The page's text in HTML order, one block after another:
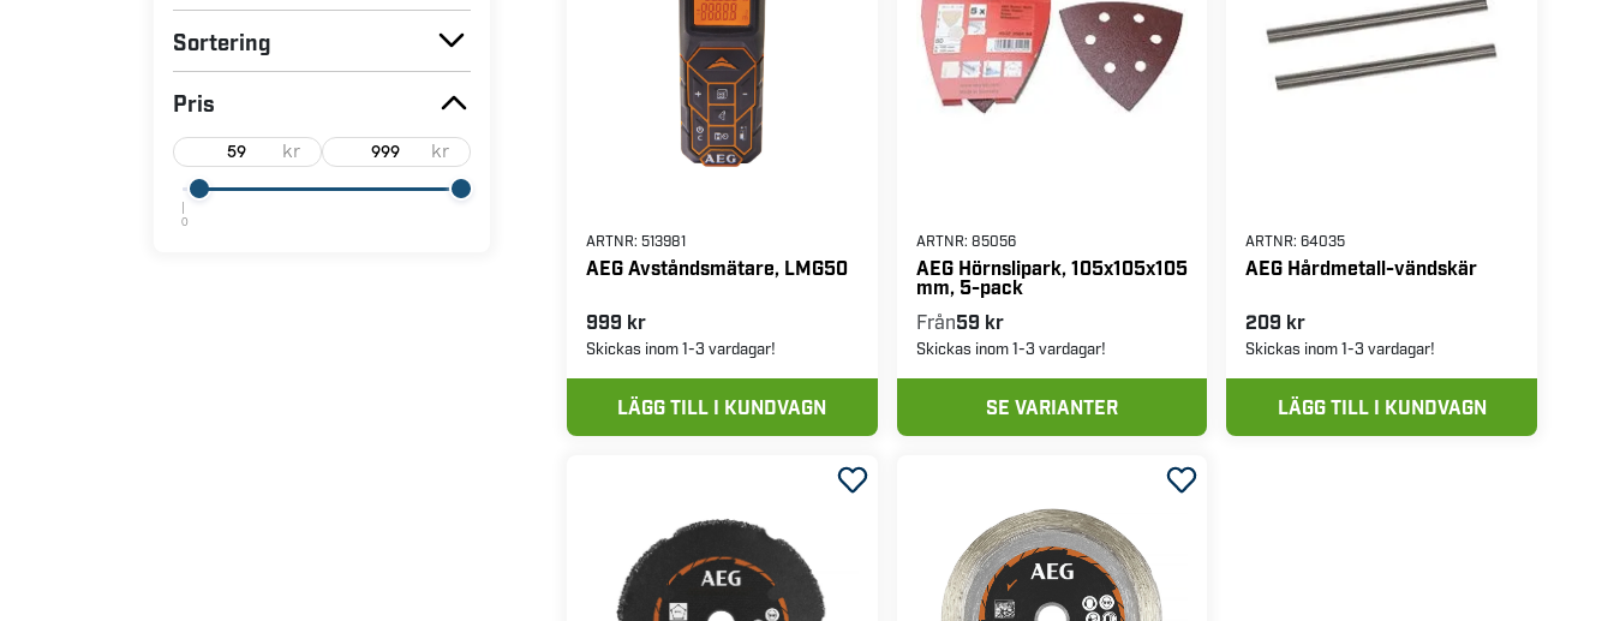
Sortering
Pris
kr kr
0
ARTNR: 513981
AEG Avståndsmätare, LMG50
999 kr
Skickas inom 1-3 vardagar!
LÄGG TILL I KUNDVAGN
ARTNR: 85056
AEG Hörnslipark, 105x105x105
mm, 5-pack
Från59 kr
Skickas inom 1-3 vardagar!
SE VARIANTER
ARTNR:64035
AEG Hårdmetall-vändskär
209 kr
Skickas inom 1-3 vardagar!
LÄGG TILL I KUNDVAGN